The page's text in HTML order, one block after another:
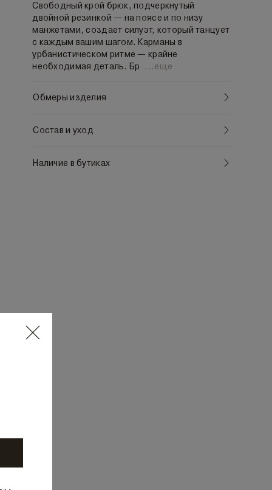
Свободный крой брюк, подчеркнутый
двойной резинкой — на поясе и по низу
манжетами, создает силуэт, который танцует
с каждым вашим шагом. Карманы в
урбанистическом ритме — крайне
необходимая деталь. Бр
...еще
Обмеры изделия
Состав и уход
Наличие в бутиках